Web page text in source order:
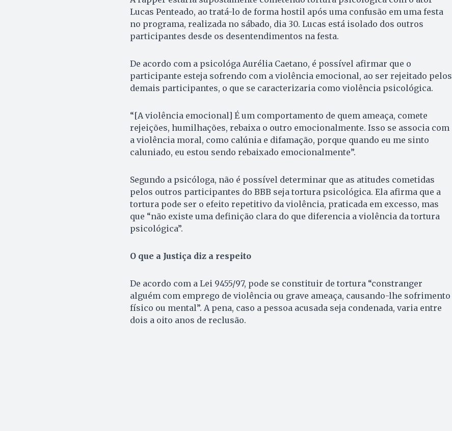
Lucas Penteado, ao tratá-lo de forma hostil após uma confusão em uma festa
no programa, realizada no sábado, dia 30. Lucas está isolado dos outros
participantes desde os desentendimentos na festa.
De acordo com a psicológa Aurélia Caetano, é possível afirmar que o
participante esteja sofrendo com a violência emocional, ao ser rejeitado pelos
demais participantes, o que se caracterizaria como violência psicológica.
“[A violência emocional] É um comportamento de quem ameaça, comete
rejeições, humilhações, rebaixa o outro emocionalmente. Isso se associa com
a violência moral, como calúnia e difamação, porque quando eu me sinto
caluniado, eu estou sendo rebaixado emocionalmente”.
Segundo a psicóloga, não é possível determinar que as atitudes cometidas
pelos outros participantes do BBB seja tortura psicológica. Ela afirma que a
tortura pode ser o efeito repetitivo da violência, praticada em excesso, mas
que “não existe uma definição clara do que diferencia a violência da tortura
psicológica”.
O que a Justiça diz a respeito
De acordo com a Lei 9455/97, pode se constituir de tortura “constranger
alguém com emprego de violência ou grave ameaça, causando-lhe sofrimento
físico ou mental”. A pena, caso a pessoa acusada seja condenada, varia entre
dois a oito anos de reclusão.